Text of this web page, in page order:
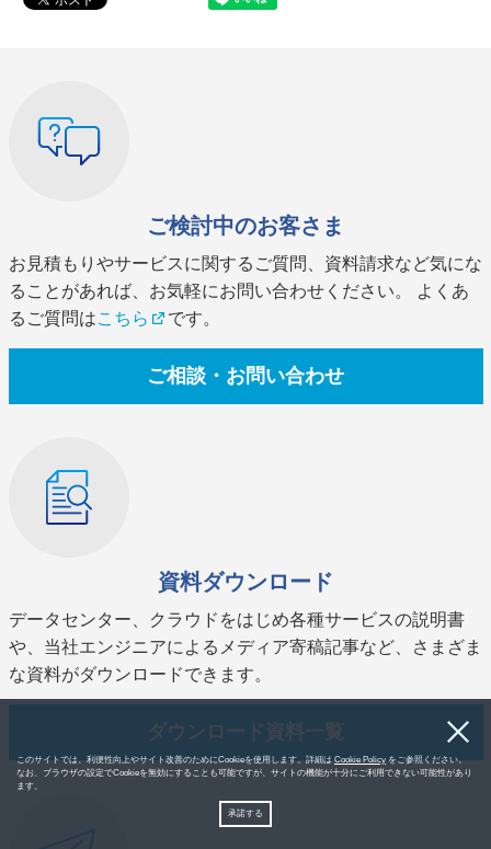
このサイトでは、利便性向上やサイト改善のためにCookieを使用します。詳細はCookie Policyをご参照ください。
なお、ブラウザの設定でCookieを無効にすることも可能ですが、サイトの機能が十分にご利用できない可能性があり
ます。
承諾する
ご検討中のお客さま
お見積もりやサービスに関するご質問、資料請求など気にな
ることがあれば、お気軽にお問い合わせください。 よくあ
るご質問はこちら です。
ご相談・お問い合わせ
資料ダウンロード
データセンター、クラウドをはじめ各種サービスの説明書
や、当社エンジニアによるメディア寄稿記事など、さまざま
な資料がダウンロードできます。
ダウンロード資料一覧